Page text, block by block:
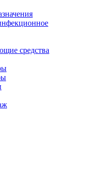
средства